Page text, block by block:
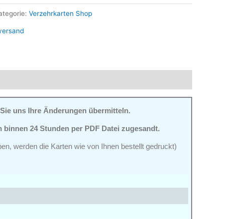
Verzehrkarten Shop
uns Ihre Änderungen übermitteln.
24 Stunden per PDF Datei zugesandt.
werden die Karten wie von Ihnen bestellt gedruckt)